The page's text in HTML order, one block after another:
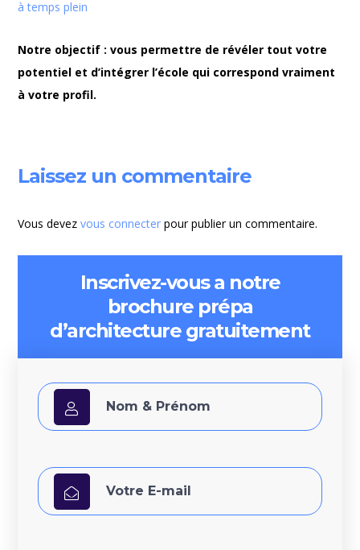
à temps plein
Notre objectif : vous permettre de révéler tout votre
potentiel et d’intégrer l’école qui correspond vraiment
à votre profil.
Laissez un commentaire
Vous devezvous connecter pour publier un commentaire.
Inscrivez-vous a notre
brochure prépa
d’architecture gratuitement